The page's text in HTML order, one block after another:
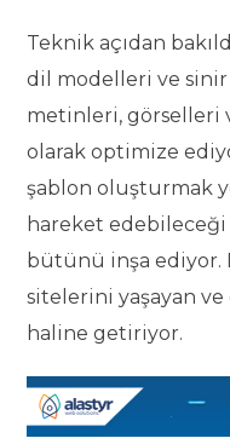
Teknik açıdan
dil modelleri ve sinir
metinleri, görselleri
olarak optimize
şablon oluşturmak
hareket edebileceği
bütünü inşa ediyor.
sitelerini yaşayan
haline getiriyor.